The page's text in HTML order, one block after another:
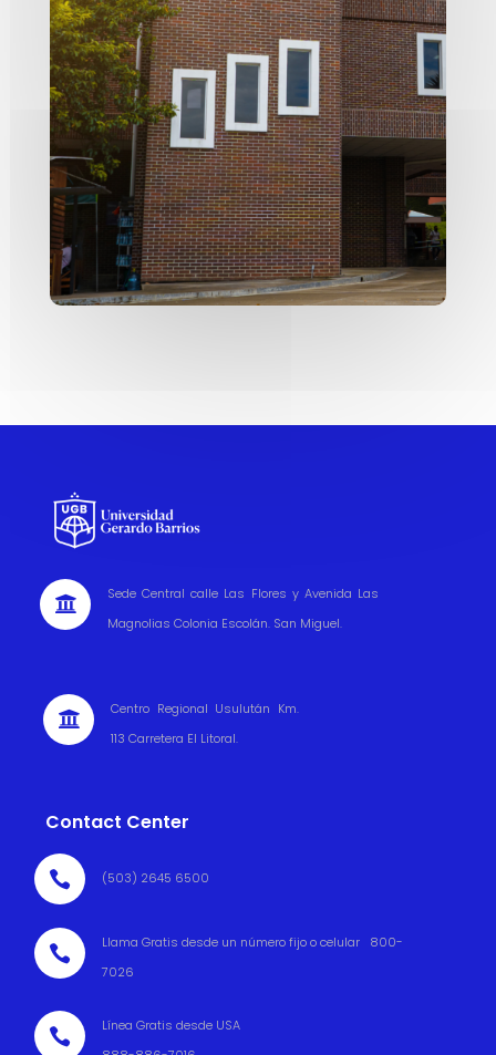

Sede Central calle Las Flores y Avenida Las
Magnolias Colonia Escolán. San Miguel.

Centro Regional Usulután Km.
113 Carretera El Litoral.
Contact Center
 (503) 2645 6500

Llama Gratis desde un número fijo o celular 800-
7026

Línea Gratis desde USA